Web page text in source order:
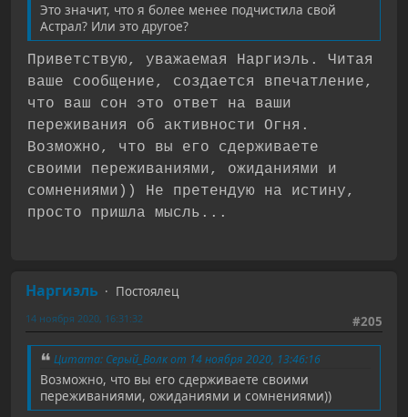
Это значит, что я более менее подчистила свой
Астрал? Или это другое?
Приветствую, уважаемая Наргиэль. Читая
ваше сообщение, создается впечатление,
что ваш сон это ответ на ваши
переживания об активности Огня.
Возможно, что вы его сдерживаете
своими переживаниями, ожиданиями и
сомнениями)) Не претендую на истину,
просто пришла мысль...
Наргиэль
Постоялец
#205
14 ноября 2020, 16:31:32
Цитата: Серый_Волк от 14 ноября 2020, 13:46:16
Возможно, что вы его сдерживаете своими
переживаниями, ожиданиями и сомнениями))